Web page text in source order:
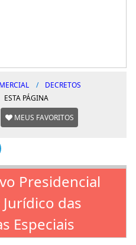
DECRETOS
ESTA PÁGINA
MEUS FAVORITOS
Presidencial
das
Especiais